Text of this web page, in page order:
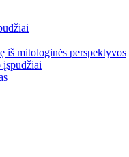
iš mitologinės perspektyvos